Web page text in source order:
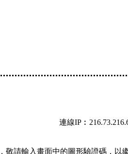
連線
敬請輸入畫面中的圖形驗證碼，以